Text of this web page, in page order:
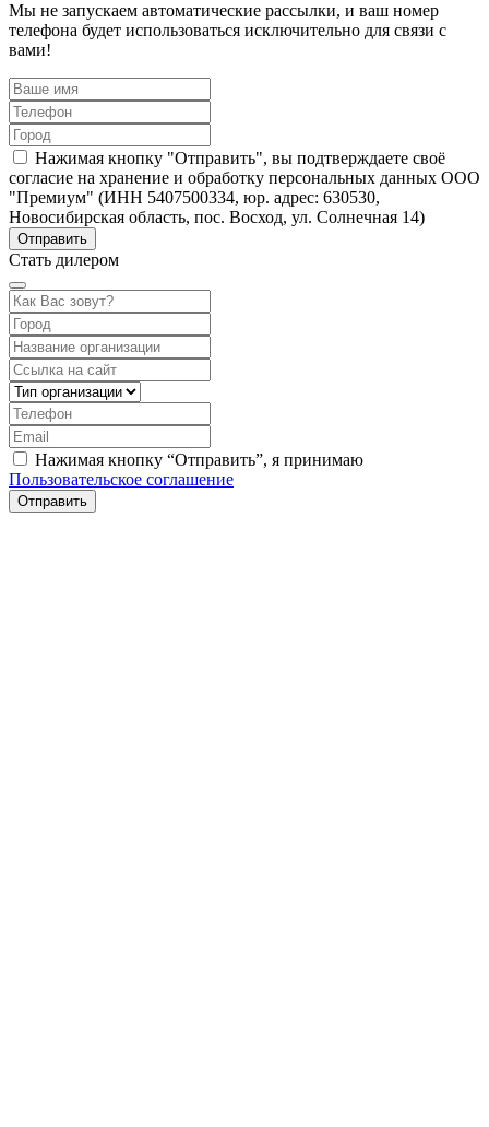
Мы не запускаем автоматические рассылки, и ваш номер
телефона будет использоваться исключительно для связи с
вами!
Нажимая кнопку "Отправить", вы подтверждаете своё
согласие на хранение и обработку персональных данных ООО
"Премиум" (ИНН 5407500334, юр. адрес: 630530,
Новосибирская область, пос. Восход, ул. Солнечная 14)
Стать дилером
Нажимая кнопку “Отправить”, я принимаю
Пользовательское соглашение